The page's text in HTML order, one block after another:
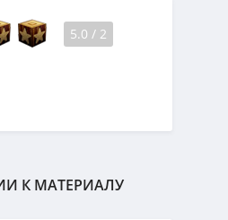
5.0 / 2
К МАТЕРИАЛУ